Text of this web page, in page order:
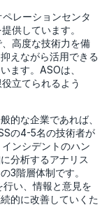
レーションセンタ
供しています。
高度な技術力を備
えながら活用できる
ます。ASOは、
立てられるよう
的な企業であれば、
の4-5名の技術者が
ンシデントのハン
分析するアナリス
3階層体制です。
い、情報と意見を
的に改善していくた